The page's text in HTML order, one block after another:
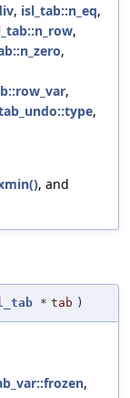
, isl_tab::n_eq,
,
,
,
,
, and
* tab )
,